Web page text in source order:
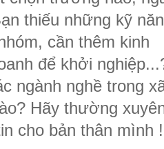
thiếu những kỹ
cần thêm kinh
để khởi
ngành nghề trong
Hãy thường
cho bản thân mình !